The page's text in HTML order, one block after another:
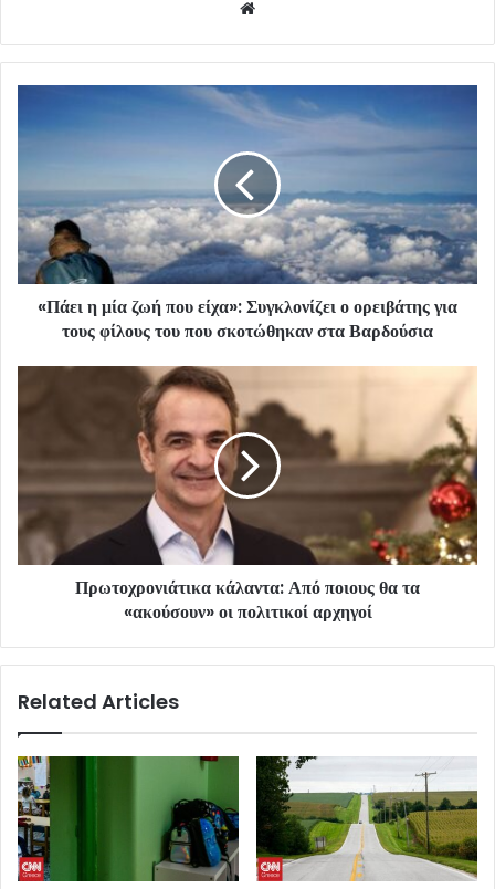
«Πάει η μία ζωή που είχα»: Συγκλονίζει ο ορειβάτης για
τους φίλους του που σκοτώθηκαν στα Βαρδούσια
Πρωτοχρονιάτικα κάλαντα: Από ποιους θα τα
«ακούσουν» οι πολιτικοί αρχηγοί
Related Articles